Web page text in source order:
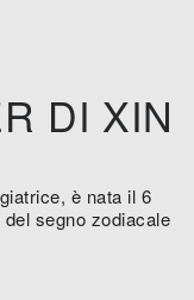
DI XIN
è nata il 6
segno zodiacale